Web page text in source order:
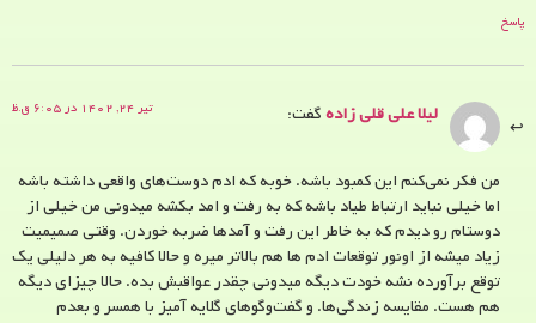
پاسخ
لیلا علی قلی زادهگفت: تیر ۲۴, ۱۴۰۲ در ۶:۰۵ ق.ظ
من فکر نمی‌کنم این کمبود باشه. خوبه که ادم دوست‌های واقعی داشته باشه
اما خیلی نباید ارتباط طیاد باشه که به رفت و امد بکشه میدونی من خیلی از
دوستام رو دیدم که به خاطر این رفت و آمدها ضربه خوردن. وقتی صمیمیت
زیاد میشه از اونور توقعات ادم ها هم بالاتر میره و حالا کافیه به هر دلیلی یک
توقع برآورده نشه خودت دیگه میدونی چقدر عواقبش بده. حالا چیزای دیگه
هم هست. مقایسه زندگی‌ها. و گفت‌وگوهای گلایه آمیز با همسر و بعدم